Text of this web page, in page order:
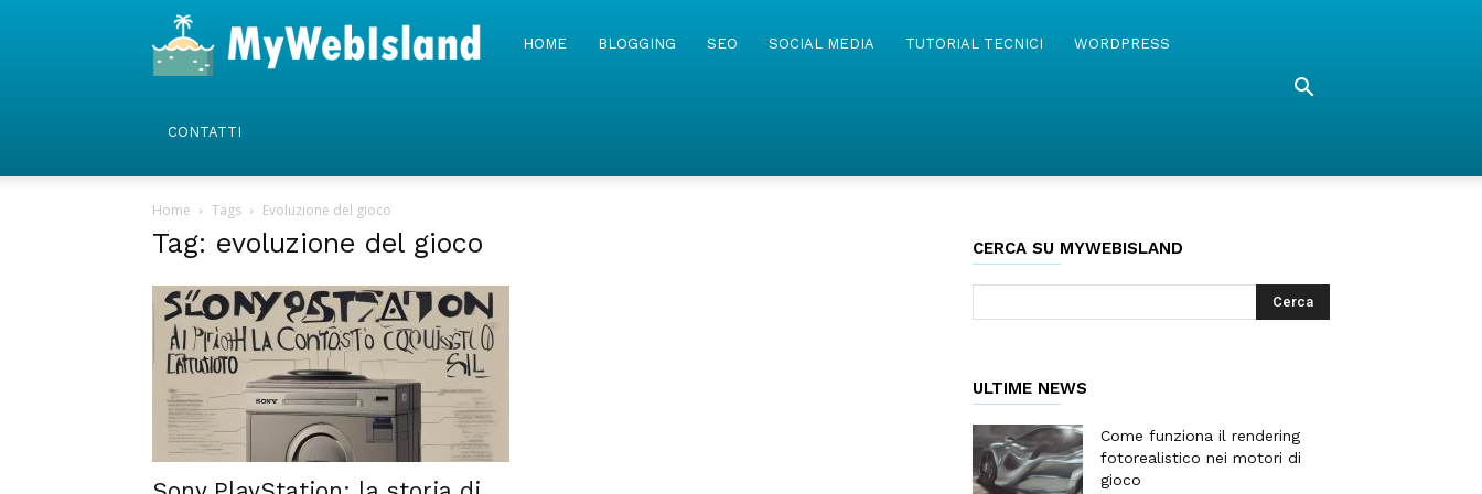
MyWebIsland
HOME BLOGGING SEO SOCIAL MEDIA TUTORIAL TECNICI WORDPRESS
CONTATTI
Home Tags Evoluzione del gioco
Tag: evoluzione del gioco CERCA SU MYWEBISLAND
ULTIME NEWS
Come funziona il rendering
fotorealistico nei motori di
gioco